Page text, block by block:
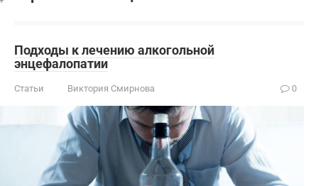
Подходы к лечению алкогольной
энцефалопатии
Статьи Виктория Смирнова 0